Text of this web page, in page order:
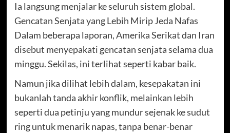
Ia langsung menjalar ke seluruh sistem global.
Gencatan Senjata yang Lebih Mirip Jeda Nafas
Dalam beberapa laporan, Amerika Serikat dan Iran
disebut menyepakati gencatan senjata selama dua
minggu. Sekilas, ini terlihat seperti kabar baik.
Namun jika dilihat lebih dalam, kesepakatan ini
bukanlah tanda akhir konflik, melainkan lebih
seperti dua petinju yang mundur sejenak ke sudut
ring untuk menarik napas, tanpa benar-benar